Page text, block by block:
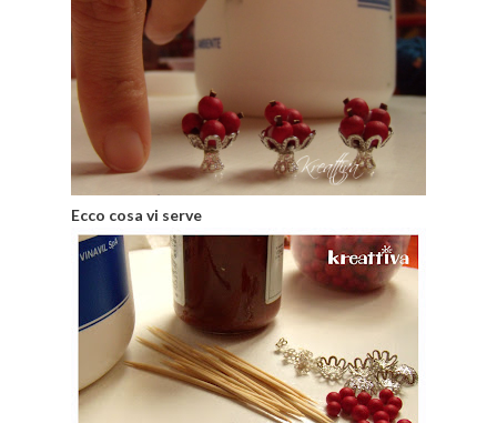
Ecco cosa vi serve